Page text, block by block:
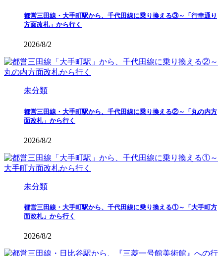
都営三田線・大手町駅から、千代田線に乗り換える③～「行幸通り
方面改札」から行く
2026/8/2
未分類
都営三田線・大手町駅から、千代田線に乗り換える②～「丸の内方
面改札」から行く
2026/8/2
未分類
都営三田線・大手町駅から、千代田線に乗り換える①～「大手町方
面改札」から行く
2026/8/2